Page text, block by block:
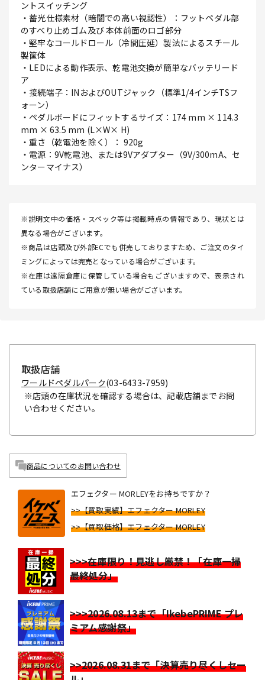
ントスイッチング
・蓄光仕様素材（暗闇での高い視認性）：フットペダル部
のすべり止めゴム及び 本体前面のロゴ部分
・堅牢なコールドロール（冷間圧延）製法によるスチール
製筐体
・LEDによる動作表示、乾電池交換が簡単なバッテリード
ア
・接続端子：INおよびOUTジャック（標準1/4インチTSフ
ォーン）
・ペダルボードにフィットするサイズ：174 mm × 114.3
mm × 63.5 mm (L×W× H)
・重さ（乾電池を除く）： 920g
・電源：9V乾電池、または9Vアダプター（9V/300mA、セ
ンターマイナス）
※説明文中の価格・スペック等は掲載時点の情報であり、現状とは
異なる場合がございます。
※商品は店頭及び外部ECでも併売しておりますため、ご注文のタイ
ミングによっては完売となっている場合がございます。
※在庫は遠隔倉庫に保管している場合もございますので、表示され
ている取扱店舗にご用意が無い場合がございます。
取扱店舗
ワールドペダルパーク(03-6433-7959)
※店頭の在庫状況を確認する場合は、記載店舗までお問
い合わせください。
商品についてのお問い合わせ
エフェクター MORLEYをお持ちですか？
>>【買取実績】エフェクター MORLEY
>>【買取価格】エフェクター MORLEY
>>>在庫限り！見逃し厳禁！「在庫一掃
最終処分」
>>>2026.08.13まで「IkebePRIME プレ
ミアム感謝祭」
>>2026.08.31まで「決算売り尽くしセー